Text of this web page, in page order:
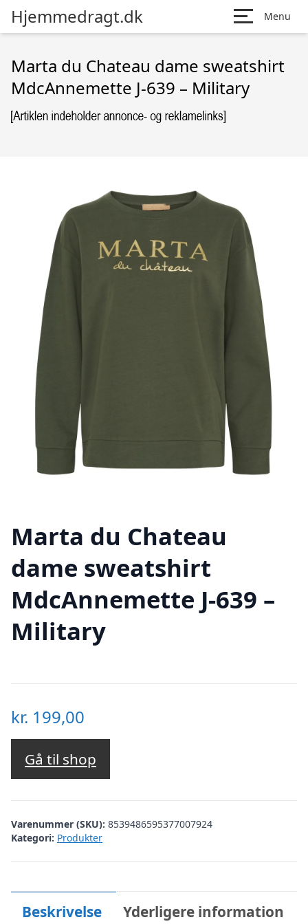
Hjemmedragt.dk Menu
Marta du Chateau dame sweatshirt
MdcAnnemette J-639 – Military
Marta du Chateau
dame sweatshirt
MdcAnnemette J-639 –
Military
kr. 199,00
Gå til shop
Varenummer (SKU): 8539486595377007924
Kategori: Produkter
Beskrivelse Yderligere information